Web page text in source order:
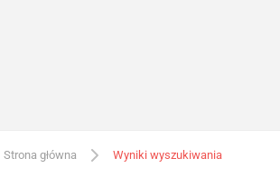
Strona główna Wyniki wyszukiwania